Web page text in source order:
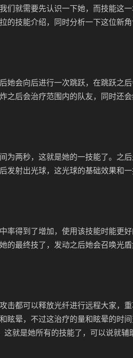
们就需要先认识一下她，而技能这
的技能介绍，同时分析一下这位新
她会向后进行一次跳跃，在跳跃之
之后会治疗范围内的队友，同时还
为两秒，这就是她的一技能了。之
发射出光球，这光球的基础效果和
率得到了增加，使用该技能时能更
的最终技了，发动之后她会召唤光
击都可以释放光纤进行远程大家，
眩晕，不过这治疗的量和眩晕的时
这就是她所有的技能了，可以说就辅